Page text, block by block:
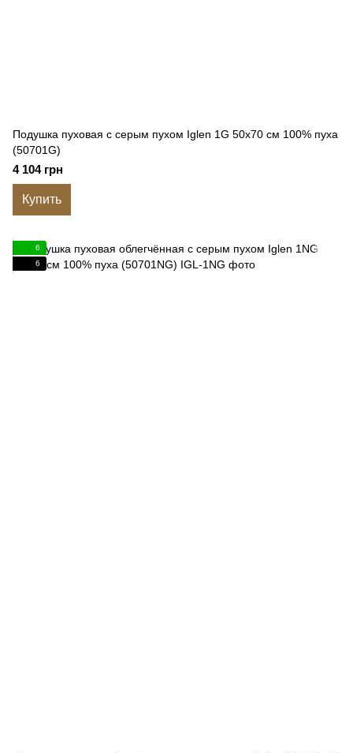
Подушка пуховая с серым пухом Iglen 1G 50x70 см 100% пуха
(50701G)
4 104 грн
Купить
6
6